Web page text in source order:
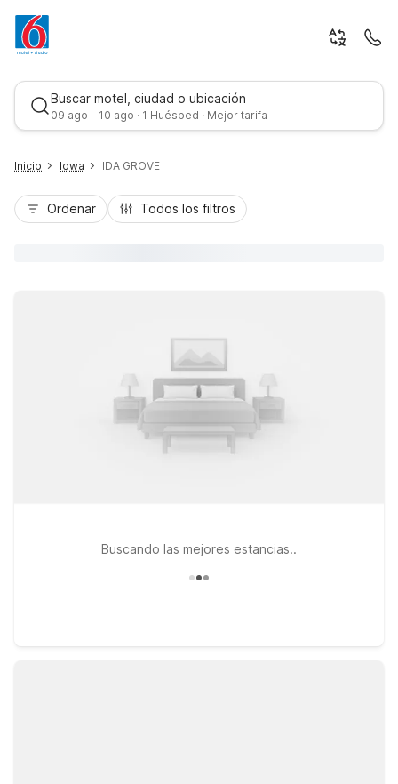
Buscar motel, ciudad o ubicación
09 ago - 10 ago · 1 Huésped · Mejor tarifa
Inicio Iowa IDA GROVE
Ordenar Todos los filtros
Buscando las mejores estancias..